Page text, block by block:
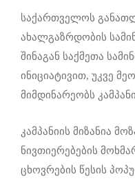
საქართველოს
ახალგაზრდობის
შინაგან საქმეთა
ინიციატივით, უკვე
მიმდინარეობს
კამპანიის მიზანია
ნივთიერებების
ცხოვრების წესის